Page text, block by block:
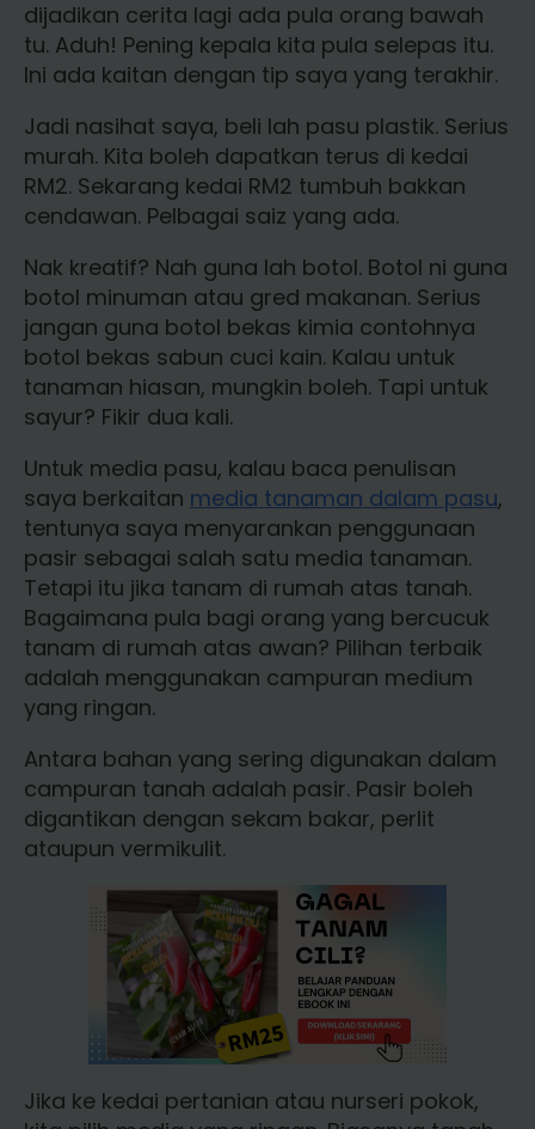
dijadikan cerita lagi ada pula orang bawah
tu. Aduh! Pening kepala kita pula selepas itu.
Ini ada kaitan dengan tip saya yang terakhir.
Jadi nasihat saya, beli lah pasu plastik. Serius
murah. Kita boleh dapatkan terus di kedai
RM2. Sekarang kedai RM2 tumbuh bakkan
cendawan. Pelbagai saiz yang ada.
Nak kreatif? Nah guna lah botol. Botol ni guna
botol minuman atau gred makanan. Serius
jangan guna botol bekas kimia contohnya
botol bekas sabun cuci kain. Kalau untuk
tanaman hiasan, mungkin boleh. Tapi untuk
sayur? Fikir dua kali.
Untuk media pasu, kalau baca penulisan
saya berkaitan media tanaman dalam pasu,
tentunya saya menyarankan penggunaan
pasir sebagai salah satu media tanaman.
Tetapi itu jika tanam di rumah atas tanah.
Bagaimana pula bagi orang yang bercucuk
tanam di rumah atas awan? Pilihan terbaik
adalah menggunakan campuran medium
yang ringan.
Antara bahan yang sering digunakan dalam
campuran tanah adalah pasir. Pasir boleh
digantikan dengan sekam bakar, perlit
ataupun vermikulit.
Jika ke kedai pertanian atau nurseri pokok,